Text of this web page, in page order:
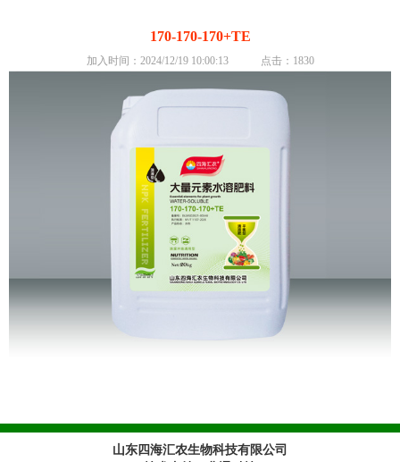
170-170-170+TE
加入时间：2024/12/19 10:00:13 点击：1830
山东四海汇农生物科技有限公司